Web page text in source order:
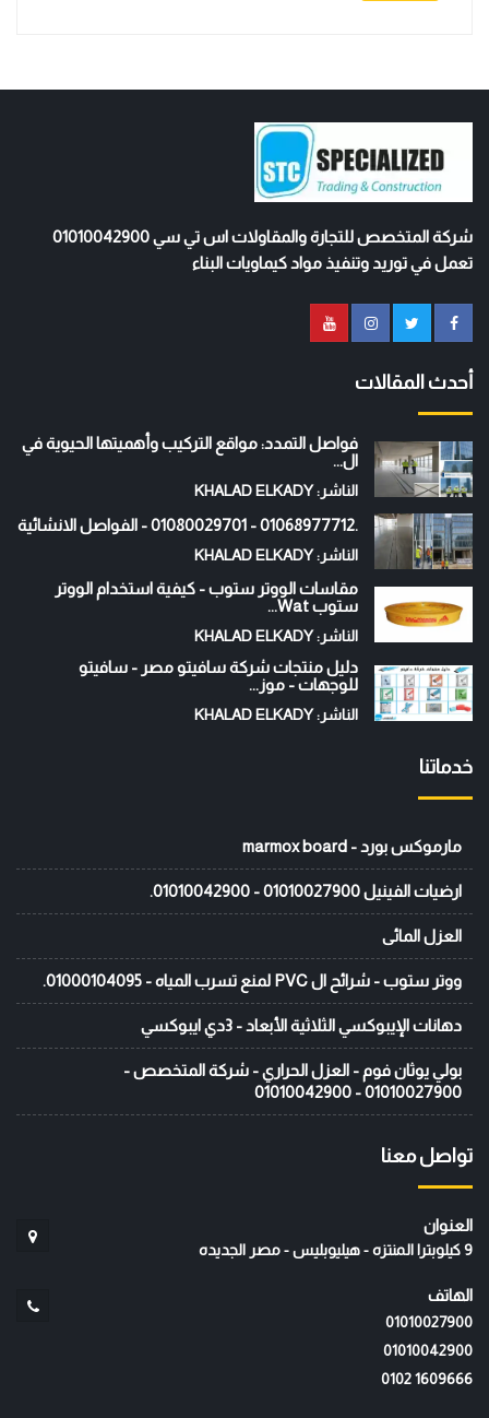
شركة المتخصص للتجارة والمقاولات اس تي سي 01010042900
تعمل في توريد وتنفيذ مواد كيماويات البناء
أحدث المقالات
فواصل التمدد: مواقع التركيب وأهميتها الحيوية في
ال...
الناشر: KHALAD ELKADY
.01068977712 - 01080029701 - الفواصل الانشائية
الناشر: KHALAD ELKADY
مقاسات الووتر ستوب - كيفية استخدام الووتر
ستوب Wat...
الناشر: KHALAD ELKADY
دليل منتجات شركة سافيتو مصر - سافيتو
للوجهات - موز...
الناشر: KHALAD ELKADY
خدماتنا
مارموكس بورد - marmox board
ارضيات الفينيل 01010027900 - 01010042900.
العزل المائى
ووتر ستوب - شرائح ال PVC لمنع تسرب المياه - 01000104095.
دهانات الإيبوكسي الثلاثية الأبعاد - 3دي ايبوكسي
بولي يوثان فوم - العزل الحراري - شركة المتخصص -
01010027900 - 01010042900
تواصل معنا
العنوان
9 كيلوبترا المنتزه - هيليوبليس - مصر الجديده
الهاتف
01010027900
01010042900
‭0102 1609666‬